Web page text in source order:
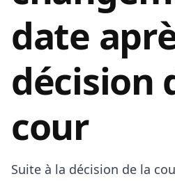
date
décision
cour
Suite à la décision de la